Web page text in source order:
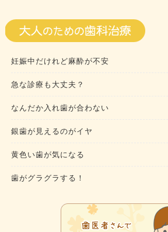
妊娠中だけれど麻酔が不安
急な診療も大丈夫？
なんだか入れ歯が合わない
銀歯が見えるのがイヤ
黄色い歯が気になる
歯がグラグラする！